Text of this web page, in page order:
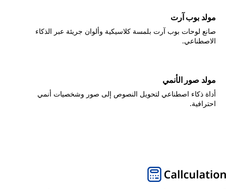
مولد بوب آرت
صانع لوحات بوب آرت بلمسة كلاسيكية وألوان جريئة عبر الذكاء
الاصطناعي.
مولد صور الأنمي
أداة ذكاء اصطناعي لتحويل النصوص إلى صور وشخصيات أنمي
احترافية.